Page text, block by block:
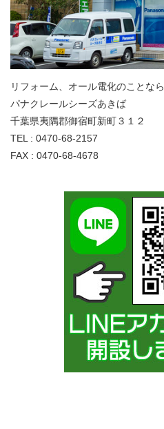
リフォーム、オール電化のことなら
パナクレールシーズあきば
千葉県夷隅郡御宿町新町３１２
TEL : 0470-68-2157
FAX : 0470-68-4678